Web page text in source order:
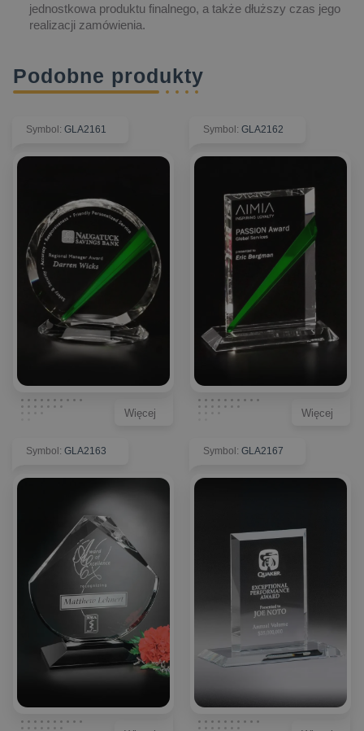
jednostkowa produktu finalnego, a także dłuższy czas jego
realizacji zamówienia.
Podobne produkty
Symbol: GLA2161
Więcej
Symbol: GLA2162
Więcej
Symbol: GLA2163 Symbol: GLA2167